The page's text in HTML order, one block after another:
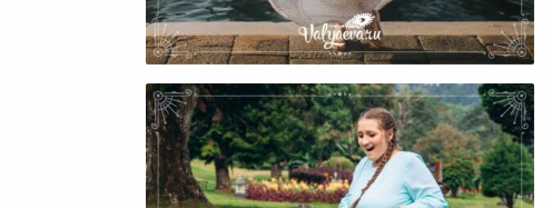
Чудеса Случаются — Они
Вокруг Нас:)